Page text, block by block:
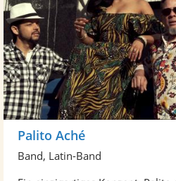
Palito Aché
Band, Latin-Band